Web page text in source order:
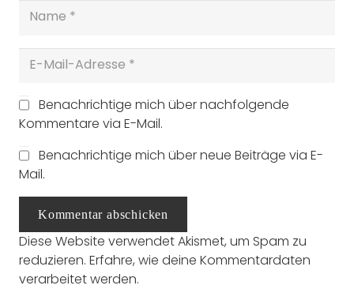
Benachrichtige mich über nachfolgende
Kommentare via E-Mail.
Benachrichtige mich über neue Beiträge via E-
Mail.
Kommentar abschicken
Diese Website verwendet Akismet, um Spam zu
reduzieren. Erfahre, wie deine Kommentardaten
verarbeitet werden.